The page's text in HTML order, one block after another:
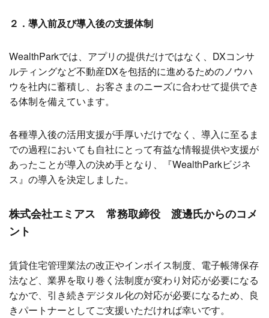
２．導入前及び導入後の支援体制
WealthParkでは、アプリの提供だけではなく、DXコンサ
ルティングなど不動産DXを包括的に進めるためのノウハ
ウを社内に蓄積し、お客さまのニーズに合わせて提供でき
る体制を備えています。
各種導入後の活用支援が手厚いだけでなく、導入に至るま
での過程においても自社にとって有益な情報提供や支援が
あったことが導入の決め手となり、『WealthParkビジネ
ス』の導入を決定しました。
株式会社エミアス 常務取締役 渡邊氏からのコメ
ント
賃貸住宅管理業法の改正やインボイス制度、電子帳簿保存
法など、業界を取り巻く法制度が変わり対応が必要になる
なかで、引き続きデジタル化の対応が必要になるため、良
きパートナーとしてご支援いただければ幸いです。